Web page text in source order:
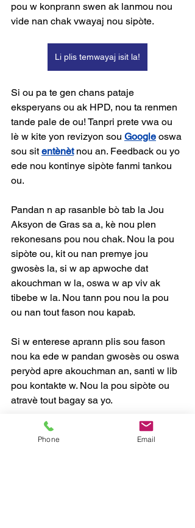
pou w konprann swen ak lanmou nou
vide nan chak vwayaj nou sipòte.
Li plis temwayaj isit la!
Si ou pa te gen chans pataje
eksperyans ou ak HPD, nou ta renmen
tande pale de ou! Tanpri prete vwa ou
lè w kite yon revizyon sou Google oswa
sou sit entènèt nou an. Feedback ou yo
ede nou kontinye sipòte fanmi tankou
ou.
Pandan n ap rasanble bò tab la Jou
Aksyon de Gras sa a, kè nou plen
rekonesans pou nou chak. Nou la pou
sipòte ou, kit ou nan premye jou
gwosès la, si w ap apwoche dat
akouchman w la, oswa w ap viv ak
tibebe w la. Nou tann pou nou la pou
ou nan tout fason nou kapab.
Si w enterese aprann plis sou fason
nou ka ede w pandan gwosès ou oswa
peryòd apre akouchman an, santi w lib
pou kontakte w. Nou la pou sipòte ou
atravè tout bagay sa yo.
Kite HPD fè pati vwayaj ou a!
Phone Email